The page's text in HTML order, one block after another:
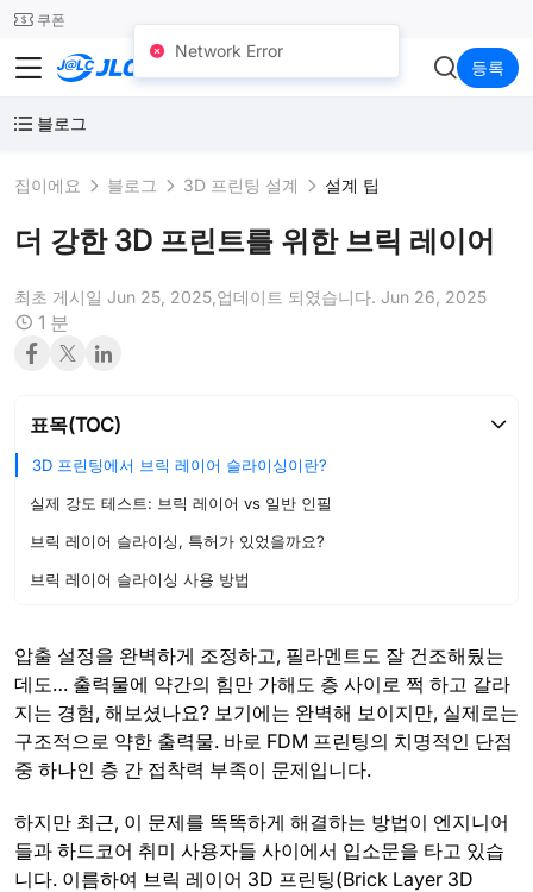
24SMT 쿠폰
JLC3DP 등록
블로그
집이에요 블로그 3D 프린팅 설계 설계 팁
더 강한 3D 프린트를 위한 브릭 레이어
최초 게시일 Jun 25, 2025, 업데이트 되였습니다. Jun 26, 2025
1 분
표목(TOC)
3D 프린팅에서 브릭 레이어 슬라이싱이란?
실제 강도 테스트: 브릭 레이어 vs 일반 인필
브릭 레이어 슬라이싱, 특허가 있었을까요?
브릭 레이어 슬라이싱 사용 방법
압출 설정을 완벽하게 조정하고, 필라멘트도 잘 건조해뒀는
데도… 출력물에 약간의 힘만 가해도 층 사이로 쩍 하고 갈라
지는 경험, 해보셨나요? 보기에는 완벽해 보이지만, 실제로는
구조적으로 약한 출력물. 바로 FDM 프린팅의 치명적인 단점
중 하나인 층 간 접착력 부족이 문제입니다.
하지만 최근, 이 문제를 똑똑하게 해결하는 방법이 엔지니어
들과 하드코어 취미 사용자들 사이에서 입소문을 타고 있습
니다. 이름하여 브릭 레이어 3D 프린팅(Brick Layer 3D
Network Error